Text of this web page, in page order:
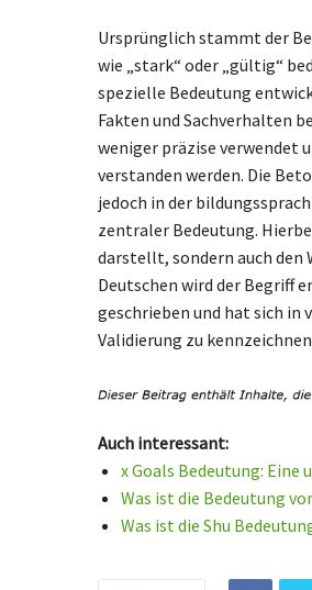
Ursprünglich stammt der
wie „stark“ oder „gültig“
spezielle Bedeutung
Fakten und Sachverhalten
weniger präzise verwendet
verstanden werden. Die
jedoch in der
zentraler Bedeutung.
darstellt, sondern auch den
Deutschen wird der Begriff
geschrieben und hat sich in
Validierung zu
Auch interessant:
x Goals Bedeutung: Eine
Was ist die Bedeutung
Was ist die Shu